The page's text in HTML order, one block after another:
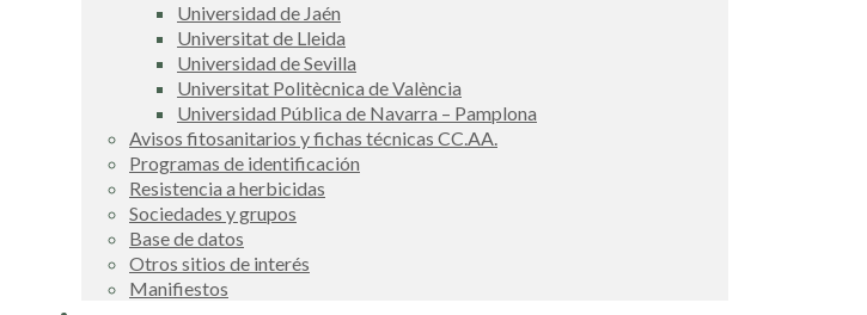
Universidad de Jaén
Universitat de Lleida
Universidad de Sevilla
Universitat Politècnica de València
Universidad Pública de Navarra – Pamplona
Avisos fitosanitarios y fichas técnicas CC.AA.
Programas de identificación
Resistencia a herbicidas
Sociedades y grupos
Base de datos
Otros sitios de interés
Manifiestos